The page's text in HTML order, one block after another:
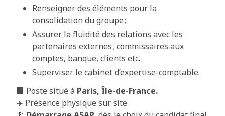
Renseigner des éléments pour la
consolidation du groupe ;
Assurer la fluidité des relations avec les
partenaires externes ; commissaires aux
comptes, banque, clients etc.
Superviser le cabinet d’expertise-comptable.
🏢 Poste situé à Paris, Île-de-France.
✈️ Présence physique sur site